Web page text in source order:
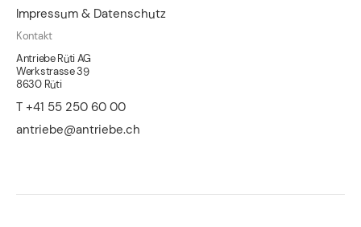
Impressum & Datenschutz
Kontakt
Antriebe Rüti AG
Werkstrasse 39
8630 Rüti
T +41 55 250 60 00
antriebe@antriebe.ch